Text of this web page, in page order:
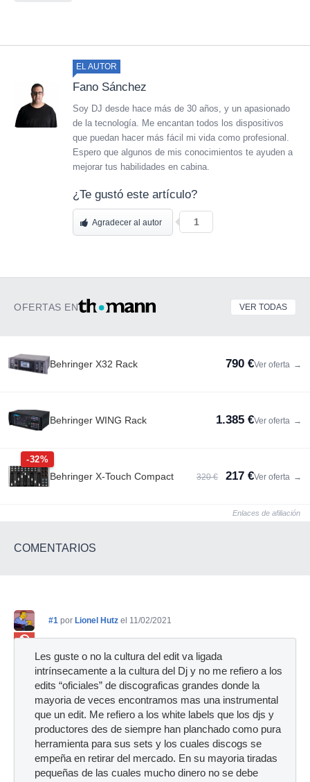
EL AUTOR
Fano Sánchez
Soy DJ desde hace más de 30 años, y un apasionado
de la tecnología. Me encantan todos los dispositivos
que puedan hacer más fácil mi vida como profesional.
Espero que algunos de mis conocimientos te ayuden a
mejorar tus habilidades en cabina.
¿Te gustó este artículo?
Agradecer al autor 1
OFERTAS EN VER TODAS
Behringer X32 Rack 790 €Ver oferta →
Behringer WING Rack 1.385 €Ver oferta →
-32%
Behringer X-Touch Compact 320 € 217 €Ver oferta →
Enlaces de afiliación
COMENTARIOS
#1 por Lionel Hutz el 11/02/2021
Les guste o no la cultura del edit va ligada
intrínsecamente a la cultura del Dj y no me refiero a los
edits “oficiales” de discograficas grandes donde la
mayoria de veces encontramos mas una instrumental
que un edit. Me refiero a los white labels que los djs y
productores des de siempre han planchado como pura
herramienta para sus sets y los cuales discogs se
empeña en retirar del mercado. En su mayoria tiradas
pequeñas de las cuales mucho dinero no se debe